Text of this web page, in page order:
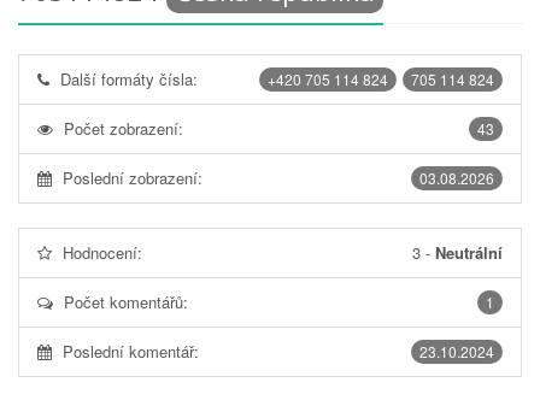
705 114 824
+420 705 114 824
Další formáty čísla:
43
Počet zobrazení:
03.08.2026
Poslední zobrazení:
Hodnocení: 3 - Neutrální
1
Počet komentářů:
23.10.2024
Poslední komentář: